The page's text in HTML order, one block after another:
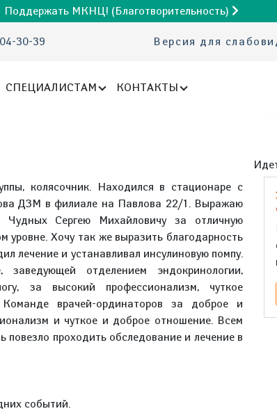
Поддержать МКНЦ! (Благотворительность)
30-39 Версия для
СПЕЦИАЛИСТАМ КОНТАКТЫ
колясочник. Находился в стационаре с
ДЗМ в филиале на Павлова 22/1. Выражаю
Чудных Сергею Михайловичу за отличную
Хочу так же выразить благодарность
лечение и устанавливал инсулиновую помпу.
отделением эндокринологии,
за высокий профессионализм, чуткое
врачей-ординаторов за доброе и
и чуткое и доброе отношение. Всем
проходить обследование и лечение в
событий.